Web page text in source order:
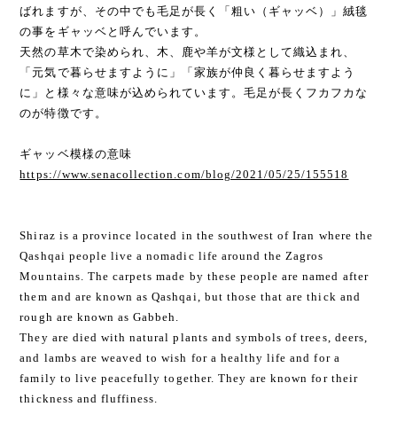
ばれますが、その中でも毛足が長く「粗い（ギャッベ）」絨毯
の事をギャッベと呼んでいます。
天然の草木で染められ、木、鹿や羊が文様として織込まれ、
「元気で暮らせますように」「家族が仲良く暮らせますよう
に」と様々な意味が込められています。毛足が長くフカフカな
のが特徴です。
ギャッベ模様の意味
https://www.senacollection.com/blog/2021/05/25/155518
Shiraz is a province located in the southwest of Iran where the
Qashqai people live a nomadic life around the Zagros
Mountains. The carpets made by these people are named after
them and are known as Qashqai, but those that are thick and
rough are known as Gabbeh.
They are died with natural plants and symbols of trees, deers,
and lambs are weaved to wish for a healthy life and for a
family to live peacefully together. They are known for their
thickness and fluffiness.